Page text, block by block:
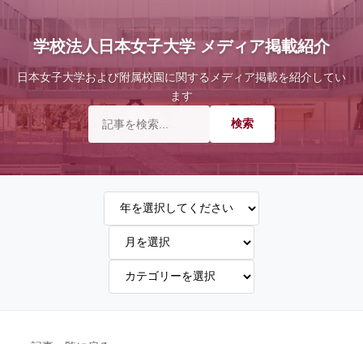
学校法人日本女子大学 メディア掲載紹介
日本女子大学および附属校園に関するメディア掲載を紹介してい
ます